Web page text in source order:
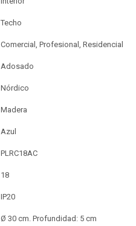
Techo
Comercial, Profesional, Residencial
Adosado
Nórdico
Madera
Azul
PLRC18AC
18
IP20
Ø 30 cm. Profundidad: 5 cm